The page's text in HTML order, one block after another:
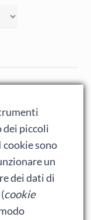
portato un
dei piccoli
cookie sono
un
dei dati di
cookie